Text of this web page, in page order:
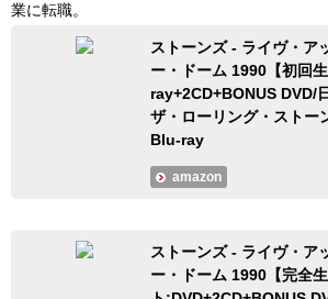
業に転職。
ストーンズ - ライヴ・ア
ー・ドーム 1990【初回
ray+2CD+BONUS DVD/
ザ・ローリング・ストー
Blu-ray
amazon
ストーンズ - ライヴ・ア
ー・ドーム 1990【完全